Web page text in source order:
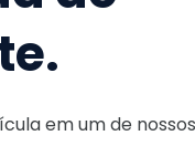
em um de